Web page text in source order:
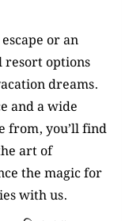
or an
options
dreams.
and a wide
from, you’ll find
art of
the magic for
with us.